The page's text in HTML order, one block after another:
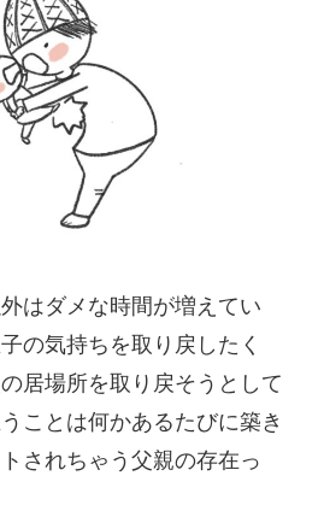
はダメな時間が増えてい
の気持ちを取り戻したく
居場所を取り戻そうとして
ことは何かあるたびに築き
されちゃう父親の存在っ